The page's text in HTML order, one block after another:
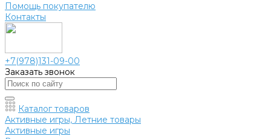
Помощь покупателю
Контакты
+7(978)131-09-00
Заказать звонок
Каталог товаров
Активные игры, Летние товары
Активные игры